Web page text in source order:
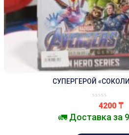
СУПЕРГЕРОЙ
4200 ₸
🚛 Доставка за